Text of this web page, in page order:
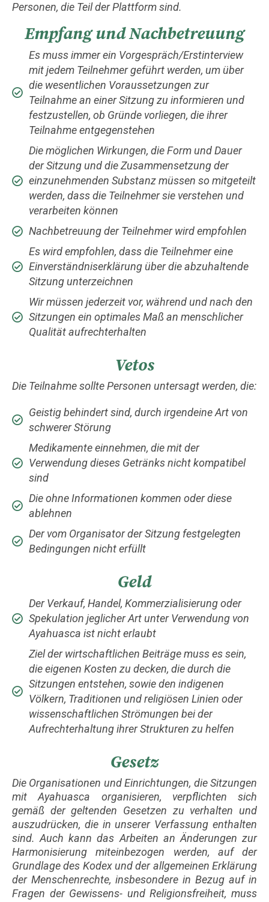
Personen, die Teil der Plattform sind.
Empfang und Nachbetreuung
Es muss immer ein Vorgespräch/Erstinterview
mit jedem Teilnehmer geführt werden, um über
die wesentlichen Voraussetzungen zur
Teilnahme an einer Sitzung zu informieren und
festzustellen, ob Gründe vorliegen, die ihrer
Teilnahme entgegenstehen
Die möglichen Wirkungen, die Form und Dauer
der Sitzung und die Zusammensetzung der
einzunehmenden Substanz müssen so mitgeteilt
werden, dass die Teilnehmer sie verstehen und
verarbeiten können
Nachbetreuung der Teilnehmer wird empfohlen
Es wird empfohlen, dass die Teilnehmer eine
Einverständniserklärung über die abzuhaltende
Sitzung unterzeichnen
Wir müssen jederzeit vor, während und nach den
Sitzungen ein optimales Maß an menschlicher
Qualität aufrechterhalten
Vetos
Die Teilnahme sollte Personen untersagt werden, die:
Geistig behindert sind, durch irgendeine Art von
schwerer Störung
Medikamente einnehmen, die mit der
Verwendung dieses Getränks nicht kompatibel
sind
Die ohne Informationen kommen oder diese
ablehnen
Der vom Organisator der Sitzung festgelegten
Bedingungen nicht erfüllt
Geld
Der Verkauf, Handel, Kommerzialisierung oder
Spekulation jeglicher Art unter Verwendung von
Ayahuasca ist nicht erlaubt
Ziel der wirtschaftlichen Beiträge muss es sein,
die eigenen Kosten zu decken, die durch die
Sitzungen entstehen, sowie den indigenen
Völkern, Traditionen und religiösen Linien oder
wissenschaftlichen Strömungen bei der
Aufrechterhaltung ihrer Strukturen zu helfen
Gesetz
Die Organisationen und Einrichtungen, die Sitzungen
mit Ayahuasca organisieren, verpflichten sich
gemäß der geltenden Gesetzen zu verhalten und
auszudrücken, die in unserer Verfassung enthalten
sind. Auch kann das Arbeiten an Änderungen zur
Harmonisierung miteinbezogen werden, auf der
Grundlage des Kodex und der allgemeinen Erklärung
der Menschenrechte, insbesondere in Bezug auf in
Fragen der Gewissens- und Religionsfreiheit, muss